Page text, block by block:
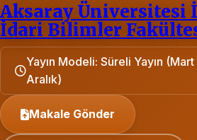
Aksaray Üniversitesi
İdari Bilimler
Yayın Modeli: Süreli Yayın
Aralık)
Makale Gönder